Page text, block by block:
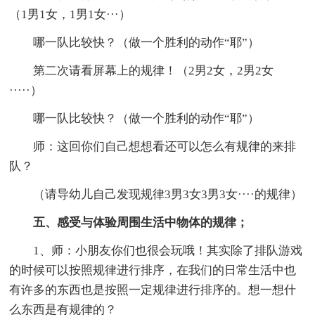
（1男1女，1男1女···）
哪一队比较快？（做一个胜利的动作“耶”）
第二次请看屏幕上的规律！（2男2女，2男2女
·····）
哪一队比较快？（做一个胜利的动作“耶”）
师：这回你们自己想想看还可以怎么有规律的来排
队？
（请导幼儿自己发现规律3男3女3男3女····的规律）
五、感受与体验周围生活中物体的规律；
1、师：小朋友你们也很会玩哦！其实除了排队游戏
的时候可以按照规律进行排序，在我们的日常生活中也
有许多的东西也是按照一定规律进行排序的。想一想什
么东西是有规律的？